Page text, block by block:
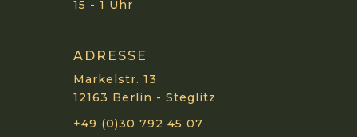
15 - 1 Uhr
ADRESSE
Markelstr. 13
12163 Berlin - Steglitz
+49 (0)30 792 45 07